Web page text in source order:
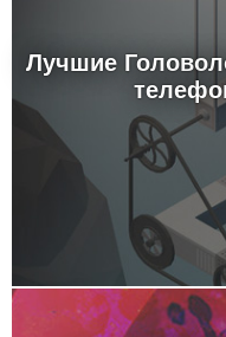
Лучшие